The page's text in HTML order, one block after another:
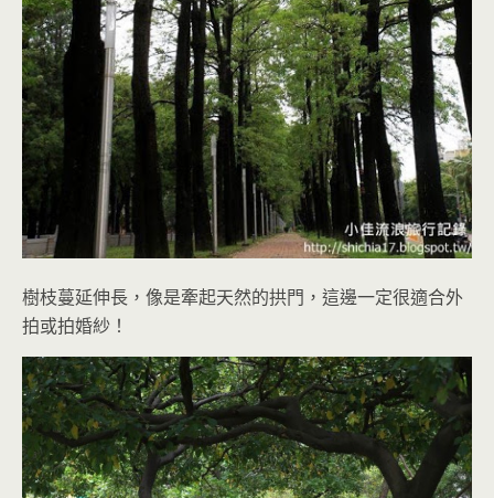
樹枝蔓延伸長，像是牽起天然的拱門，這邊一定很適合外
拍或拍婚紗！